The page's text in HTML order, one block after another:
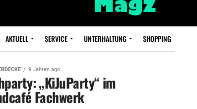
AKTUELL SERVICE UNTERHALTUNG SHOPPING
9 Jahren ago
„KiJuParty“ im
Fachwerk